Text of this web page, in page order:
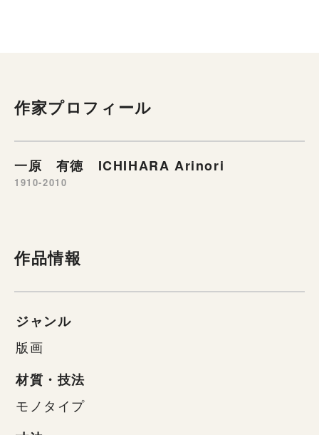
作家プロフィール
一原 有徳 ICHIHARA Arinori
1910-2010
作品情報
ジャンル
版画
材質・技法
モノタイプ